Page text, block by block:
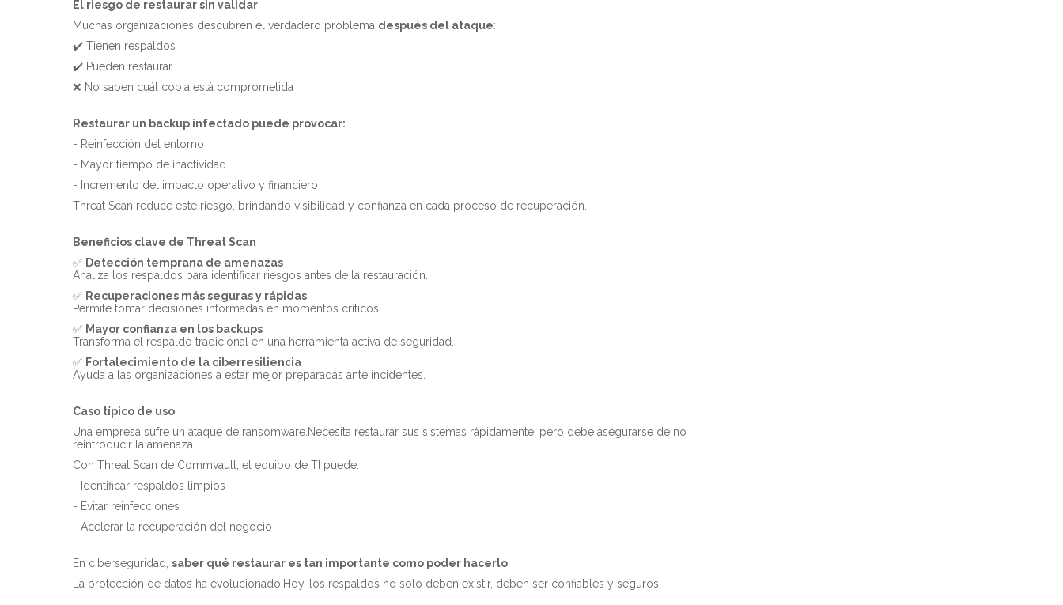
El riesgo de restaurar sin validar
Muchas organizaciones descubren el verdadero problema después del ataque:
✔️ Tienen respaldos
✔️ Pueden restaurar
❌ No saben cuál copia está comprometida
Restaurar un backup infectado puede provocar:
- Reinfección del entorno
- Mayor tiempo de inactividad
- Incremento del impacto operativo y financiero
Threat Scan reduce este riesgo, brindando visibilidad y confianza en cada proceso de recuperación.
Beneficios clave de Threat Scan
✅ Detección temprana de amenazas
Analiza los respaldos para identificar riesgos antes de la restauración.
✅ Recuperaciones más seguras y rápidas
Permite tomar decisiones informadas en momentos críticos.
✅ Mayor confianza en los backups
Transforma el respaldo tradicional en una herramienta activa de seguridad.
✅ Fortalecimiento de la ciberresiliencia
Ayuda a las organizaciones a estar mejor preparadas ante incidentes.
Caso típico de uso
Una empresa sufre un ataque de ransomware.Necesita restaurar sus sistemas rápidamente, pero debe asegurarse de no
reintroducir la amenaza.
Con Threat Scan de Commvault, el equipo de TI puede:
- Identificar respaldos limpios
- Evitar reinfecciones
- Acelerar la recuperación del negocio
En ciberseguridad, saber qué restaurar es tan importante como poder hacerlo
La protección de datos ha evolucionado.Hoy, los respaldos no solo deben existir, deben ser confiables y seguros.